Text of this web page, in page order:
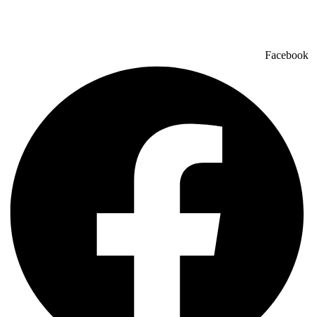
Facebook